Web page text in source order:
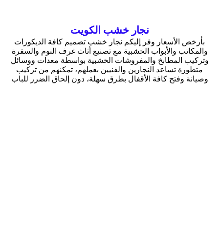
نجار خشب الكويت
بأرخص الأسعار وفر إليكم نجار خشب تصميم كافة الديكورات
والمكاتب والأبواب الخشبية مع تصنيع أثاث غرف النوم والسفرة
وتركيب المطابخ والمفروشات الخشبية بواسطة معدات ووسائل
متطورة تساعد النجارين والفنيين بعملهم، تمكنهم من تركيب
وصيانة وفتح كافة الأقفال بطرق سهلة، دون إلحاق الضرر للباب